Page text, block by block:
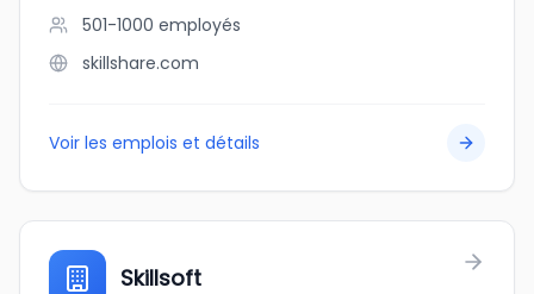
501-1000 employés
skillshare.com
Voir les emplois et détails
Skillsoft